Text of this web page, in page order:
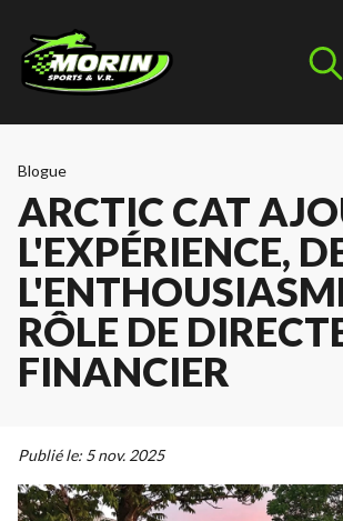
Blogue
ARCTIC CAT
L'EXPÉRIENCE,
RÔLE DE
FINANCIER
Publié le: 5 nov. 2025